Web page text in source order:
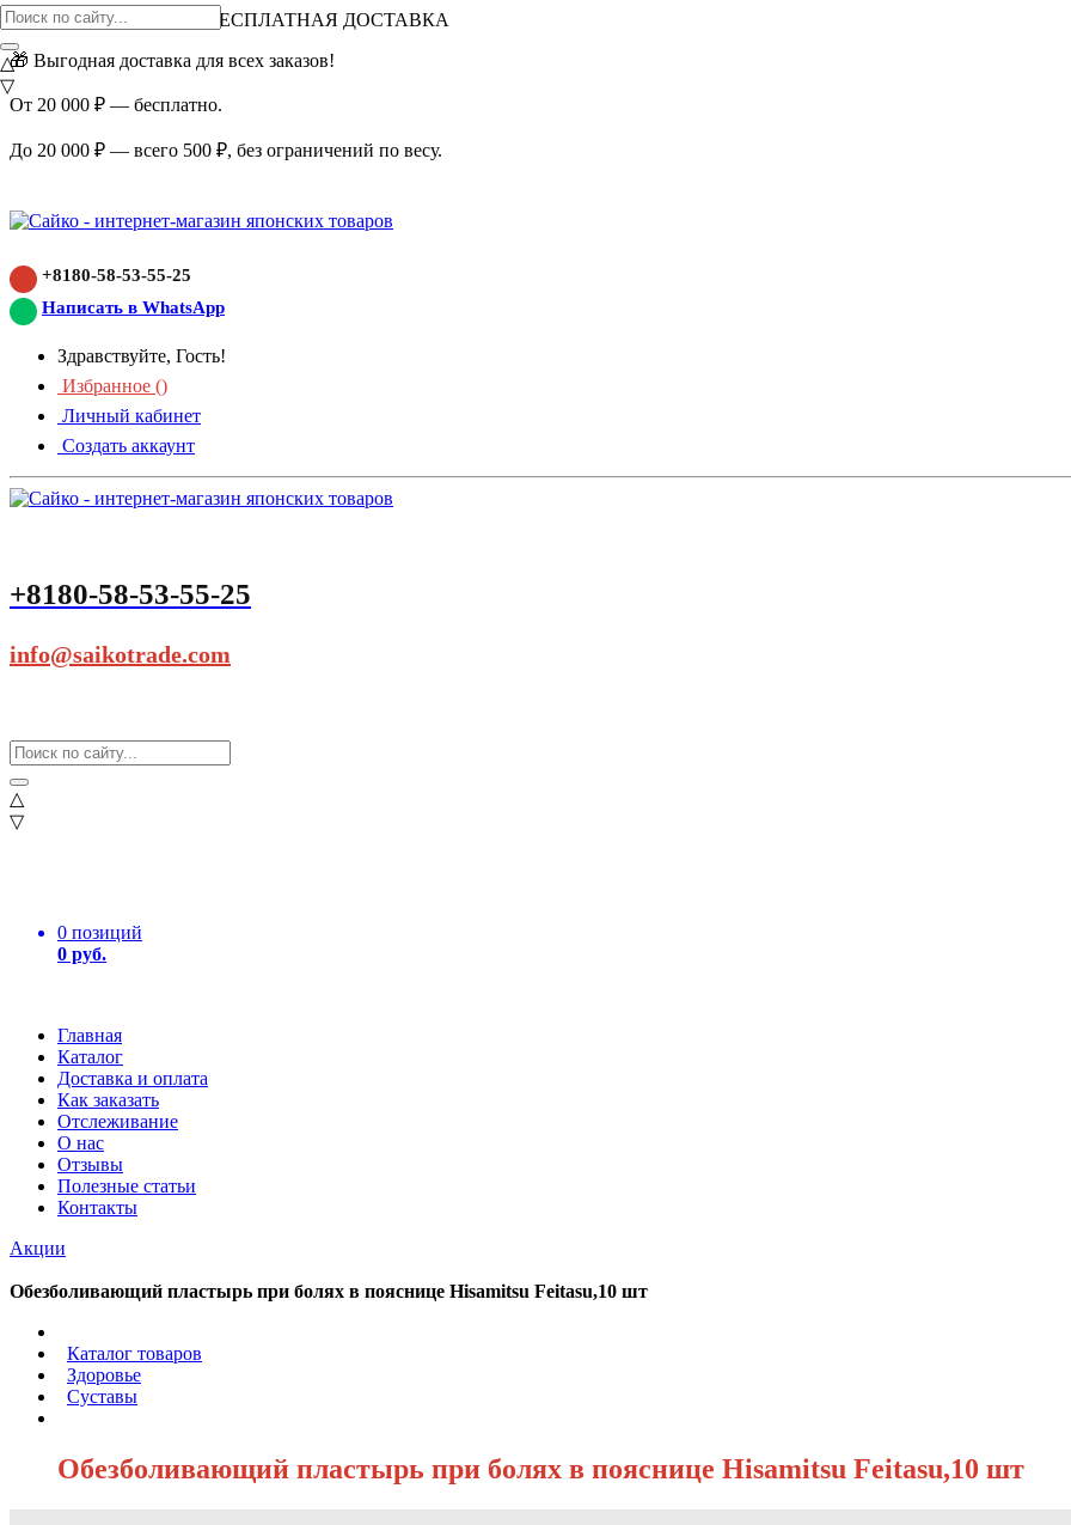
ВНИМАНИЕ АКЦИЯ!
БЕСПЛАТНАЯ ДОСТАВКА
🎁 Выгодная доставка для всех заказов!
От 20 000 ₽ — бесплатно.
До 20 000 ₽ — всего 500 ₽, без ограничений по весу.
+8180-58-53-55-25
Написать в WhatsApp
Здравствуйте, Гость!
Избранное ()
Личный кабинет
Создать аккаунт
+8180-58-53-55-25
info@saikotrade.com
△
▽
0 позиций
0 руб.
Главная
Каталог
Доставка и оплата
Как заказать
Отслеживание
О нас
Отзывы
Полезные статьи
Контакты
Акции
△
▽
Обезболивающий пластырь при болях в пояснице Hisamitsu Feitasu,10 шт
Каталог товаров
Здоровье
Суставы
Обезболивающий пластырь при болях в пояснице Hisamitsu Feitasu,10 шт